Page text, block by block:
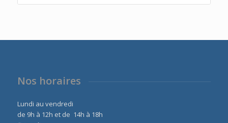
Nos horaires
Lundi au vendredi
de 9h à 12h et de 14h à 18h